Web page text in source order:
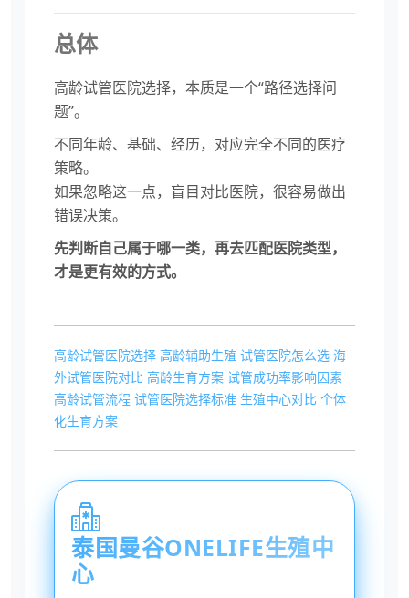
总体
高龄试管医院选择，本质是一个“路径选择问
题”。
不同年龄、基础、经历，对应完全不同的医疗
策略。
如果忽略这一点，盲目对比医院，很容易做出
错误决策。
先判断自己属于哪一类，再去匹配医院类型，
才是更有效的方式。
高龄试管医院选择 高龄辅助生殖 试管医院怎么选 海
外试管医院对比 高龄生育方案 试管成功率影响因素
高龄试管流程 试管医院选择标准 生殖中心对比 个体
化生育方案
泰国曼谷ONELIFE生殖中
心